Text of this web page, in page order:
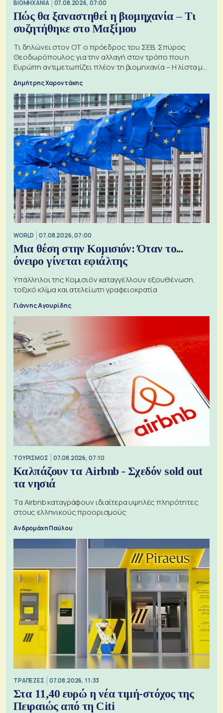
ΒΙΟΜΗΧΑΝΙΑ 07.08.2026, 07:00
Πώς θα ξαναστηθεί η βιομηχανία – Τι
συζητήθηκε στο Μαξίμου
Τι δηλώνει στον ΟΤ ο πρόεδρος του ΣΕΒ, Σπύρος
Θεοδωρόπουλος για την αλλαγή στον τρόπο που η
Ευρώπη αντιμετωπίζει πλέον τη βιομηχανία – Η λίστα με
Δημήτρης Χαροντάκης
WORLD 07.08.2026, 07:00
Μια θέση στην Κομισιόν: Όταν το...
όνειρο γίνεται εφιάλτης
Υπάλληλοι της Κομισιόν καταγγέλλουν εξουθένωση,
τοξικό κλίμα και ατελείωτη γραφειοκρατία
Γιάννης Αγουρίδης
ΤΟΥΡΙΣΜΟΣ 07.08.2026, 07:10
Καλπάζουν τα Airbnb - Σχεδόν sold out
τα νησιά
Τα Airbnb καταγράφουν ιδιαίτερα υψηλές πληρότητες
στους ελληνικούς προορισμούς
Ανδρομάχη Παύλου
ΤΡΑΠΕΖΕΣ 07.08.2026, 11:33
Στα 11,40 ευρώ η νέα τιμή-στόχος της
Πειραιώς από τη Citi